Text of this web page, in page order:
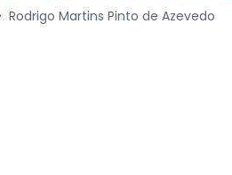
Rodrigo Martins Pinto de Azevedo